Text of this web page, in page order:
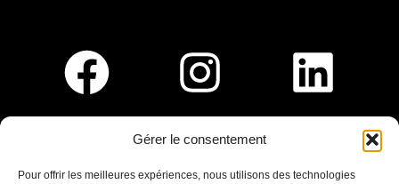
Gérer le consentement
Pour offrir les meilleures expériences, nous utilisons des technologies